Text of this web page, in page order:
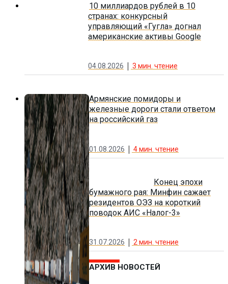
10 миллиардов рублей в 10
странах: конкурсный
управляющий «Гугла» догнал
американские активы Google
04.08.2026 3 мин. чтение
Армянские помидоры и
железные дороги стали ответом
на российский газ
01.08.2026 4мин. чтение
Конец эпохи
бумажного рая: Минфин сажает
резидентов ОЭЗ на короткий
поводок АИС «Налог-3»
31.07.2026 2 мин. чтение
АРХИВ НОВОСТЕЙ